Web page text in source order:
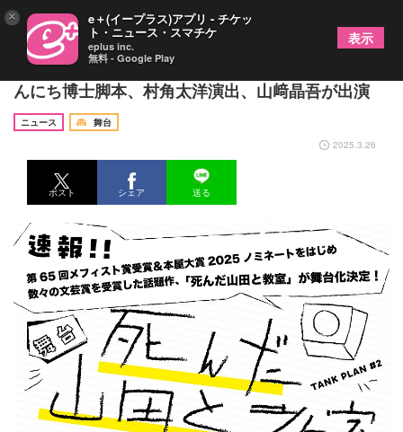
TANK PLANが『死んだ山田と教室』を舞台化 こ
んにち博士脚本、村角太洋演出、山﨑晶吾が出演
ニュース
舞台
2025.3.26
ポスト シェア 送る
× e＋(イープラス)アプリ - チケッ
ト・ニュース・スマチケ
eplus inc.
無料 - Google Play
表示